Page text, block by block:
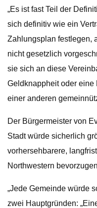
„Es ist fast Teil der
sich definitiv wie ein
Zahlungsplan festlegen,
nicht gesetzlich
sie sich an diese
Geldknappheit oder eine
einer anderen
Der Bürgermeister von
Stadt würde sicherlich
vorhersehbarere,
Northwestern
„Jede Gemeinde würde
zwei Hauptgründen: